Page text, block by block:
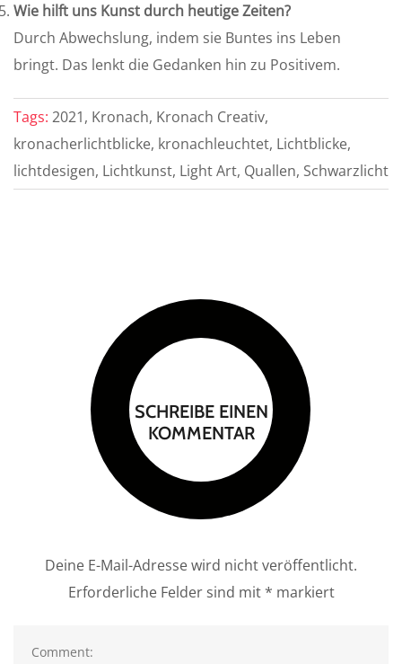
Wie hilft uns Kunst durch heutige Zeiten?
Durch Abwechslung, indem sie Buntes ins Leben
bringt. Das lenkt die Gedanken hin zu Positivem.
Tags: 2021, Kronach, Kronach Creativ,
kronacherlichtblicke, kronachleuchtet, Lichtblicke,
lichtdesigen, Lichtkunst, Light Art, Quallen, Schwarzlicht
SCHREIBE EINEN
KOMMENTAR
Deine E-Mail-Adresse wird nicht veröffentlicht.
Erforderliche Felder sind mit * markiert